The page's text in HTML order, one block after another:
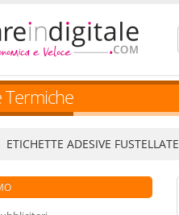
Termiche
ETICHETTE ADESIVE FUSTELLATE